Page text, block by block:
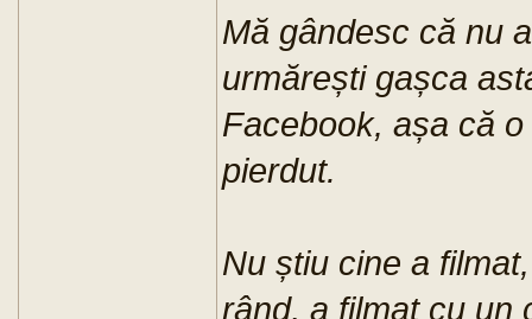
Mă gândesc că nu
urmărești gașca
Facebook, așa că
pierdut.
Nu știu cine a
rând, a filmat cu un